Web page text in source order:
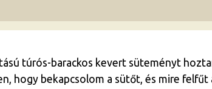
túrós-barackos kevert süteményt
hogy bekapcsolom a sütőt, és mire felfűt